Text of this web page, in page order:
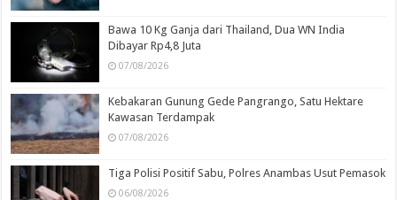
Bawa 10 Kg Ganja dari Thailand, Dua WN India
Dibayar Rp4,8 Juta
07/08/2026
Kebakaran Gunung Gede Pangrango, Satu Hektare
Kawasan Terdampak
07/08/2026
Tiga Polisi Positif Sabu, Polres Anambas Usut Pemasok
06/08/2026